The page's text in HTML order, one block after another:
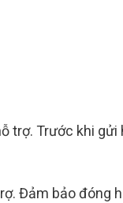
trợ. Trước khi gửi
Đảm bảo đóng